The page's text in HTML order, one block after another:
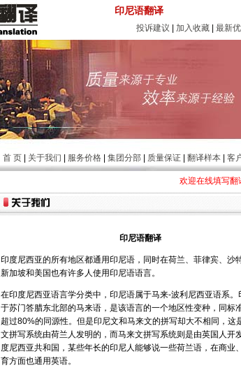
印尼语翻译
投诉建议
加入收藏 最新
首 页| 关于我们 服务价格| 集团分部| 质量保证| 翻译样本| 客
欢迎在线填
印尼语翻译
印度尼西亚的所有地区都通用印尼语，同时在荷兰、菲律宾、沙
新加坡和美国也有许多人使用印尼语语言。
在印度尼西亚语言学分类中，印尼语属于马来-波利尼西亚语系。
于苏门答腊东北部的马来语，是该语言的一个地区性变种，同标
超过80%的同源性。但是印尼文和马来文的拼写却大不相同，这
文拼写系统由荷兰人发明的，而马来文拼写系统则是由英国人开
度尼西亚共和国，某些年长的印尼人能够说一些荷兰语，在商业
育方面也通用英语。